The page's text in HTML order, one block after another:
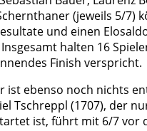
(jeweils 5/7)
und einen
halten 16
Finish verspricht.
ist ebenso noch nichts
Tschreppl (1707), der
ist, führt mit 6/7 vor